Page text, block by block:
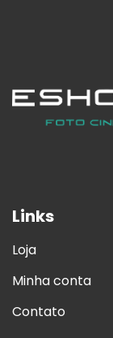
Links
Loja
Minha conta
Contato